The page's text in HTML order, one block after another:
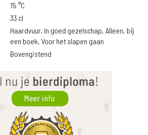
15 °C
33 cl
Haardvuur, In goed gezelschap, Alleen, bij
een boek, Voor het slapen gaan
Bovengistend